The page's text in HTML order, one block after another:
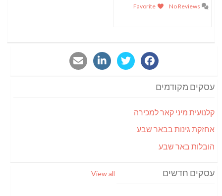
עסקים מקודמים
קלנועית מיני קאר למכירה
אחזקת גינות בבאר שבע
הובלות באר שבע
עסקים חדשים View all